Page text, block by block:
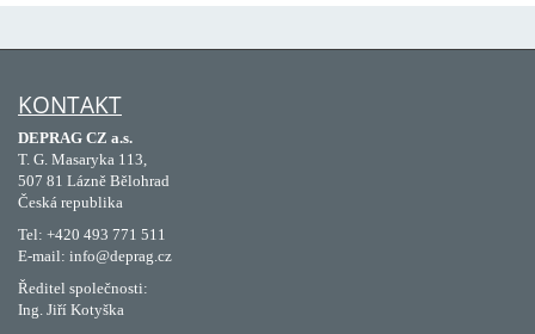
KONTAKT
DEPRAG CZ a.s.
T. G. Masaryka 113,
507 81 Lázně Bělohrad
Česká republika
Tel: +420 493 771 511
E-mail: info@deprag.cz
Ředitel společnosti:
Ing. Jiří Kotyška